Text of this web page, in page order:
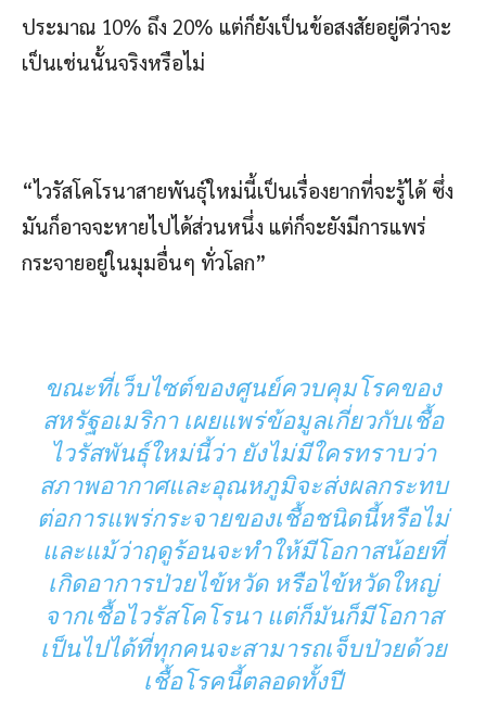
ประมาณ 10% ถึง 20% แต่ก็ยังเป็นข้อสงสัยอยู่ดีว่าจะ
เป็นเช่นนั้นจริงหรือไม่
“ไวรัสโคโรนาสายพันธุ์ใหม่นี้เป็นเรื่องยากที่จะรู้ได้ ซึ่ง
มันก็อาจจะหายไปได้ส่วนหนึ่ง แต่ก็จะยังมีการแพร่
กระจายอยู่ในมุมอื่นๆ ทั่วโลก”
ขณะที่เว็บไซต์ของศูนย์ควบคุมโรคของ
สหรัฐอเมริกา เผยแพร่ข้อมูลเกี่ยวกับเชื้อ
ไวรัสพันธุ์ใหม่นี้ว่า ยังไม่มีใครทราบว่า
สภาพอากาศและอุณหภูมิจะส่งผลกระทบ
ต่อการแพร่กระจายของเชื้อชนิดนี้หรือไม่
และแม้ว่าฤดูร้อนจะทำให้มีโอกาสน้อยที่
เกิดอาการป่วยไข้หวัด หรือไข้หวัดใหญ่
จากเชื้อไวรัสโคโรนา แต่ก็มันก็มีโอกาส
เป็นไปได้ที่ทุกคนจะสามารถเจ็บป่วยด้วย
เชื้อโรคนี้ตลอดทั้งปี